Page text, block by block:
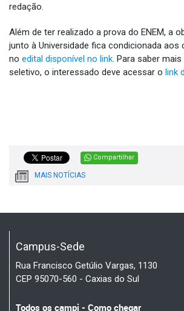
redação.
Além de ter realizado a prova do ENEM, a
junto à Universidade fica condicionada aos
no edital disponível no link. Para saber
seletivo, o interessado deve acessar o link
Compartilhar
MAIS NOTÍCIAS
Campus-Sede
Rua Francisco Getúlio Vargas, 1130
CEP 95070-560 - Caxias do Sul
Todos os campi - Como chegar